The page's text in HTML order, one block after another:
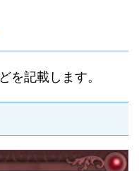
を記載します。